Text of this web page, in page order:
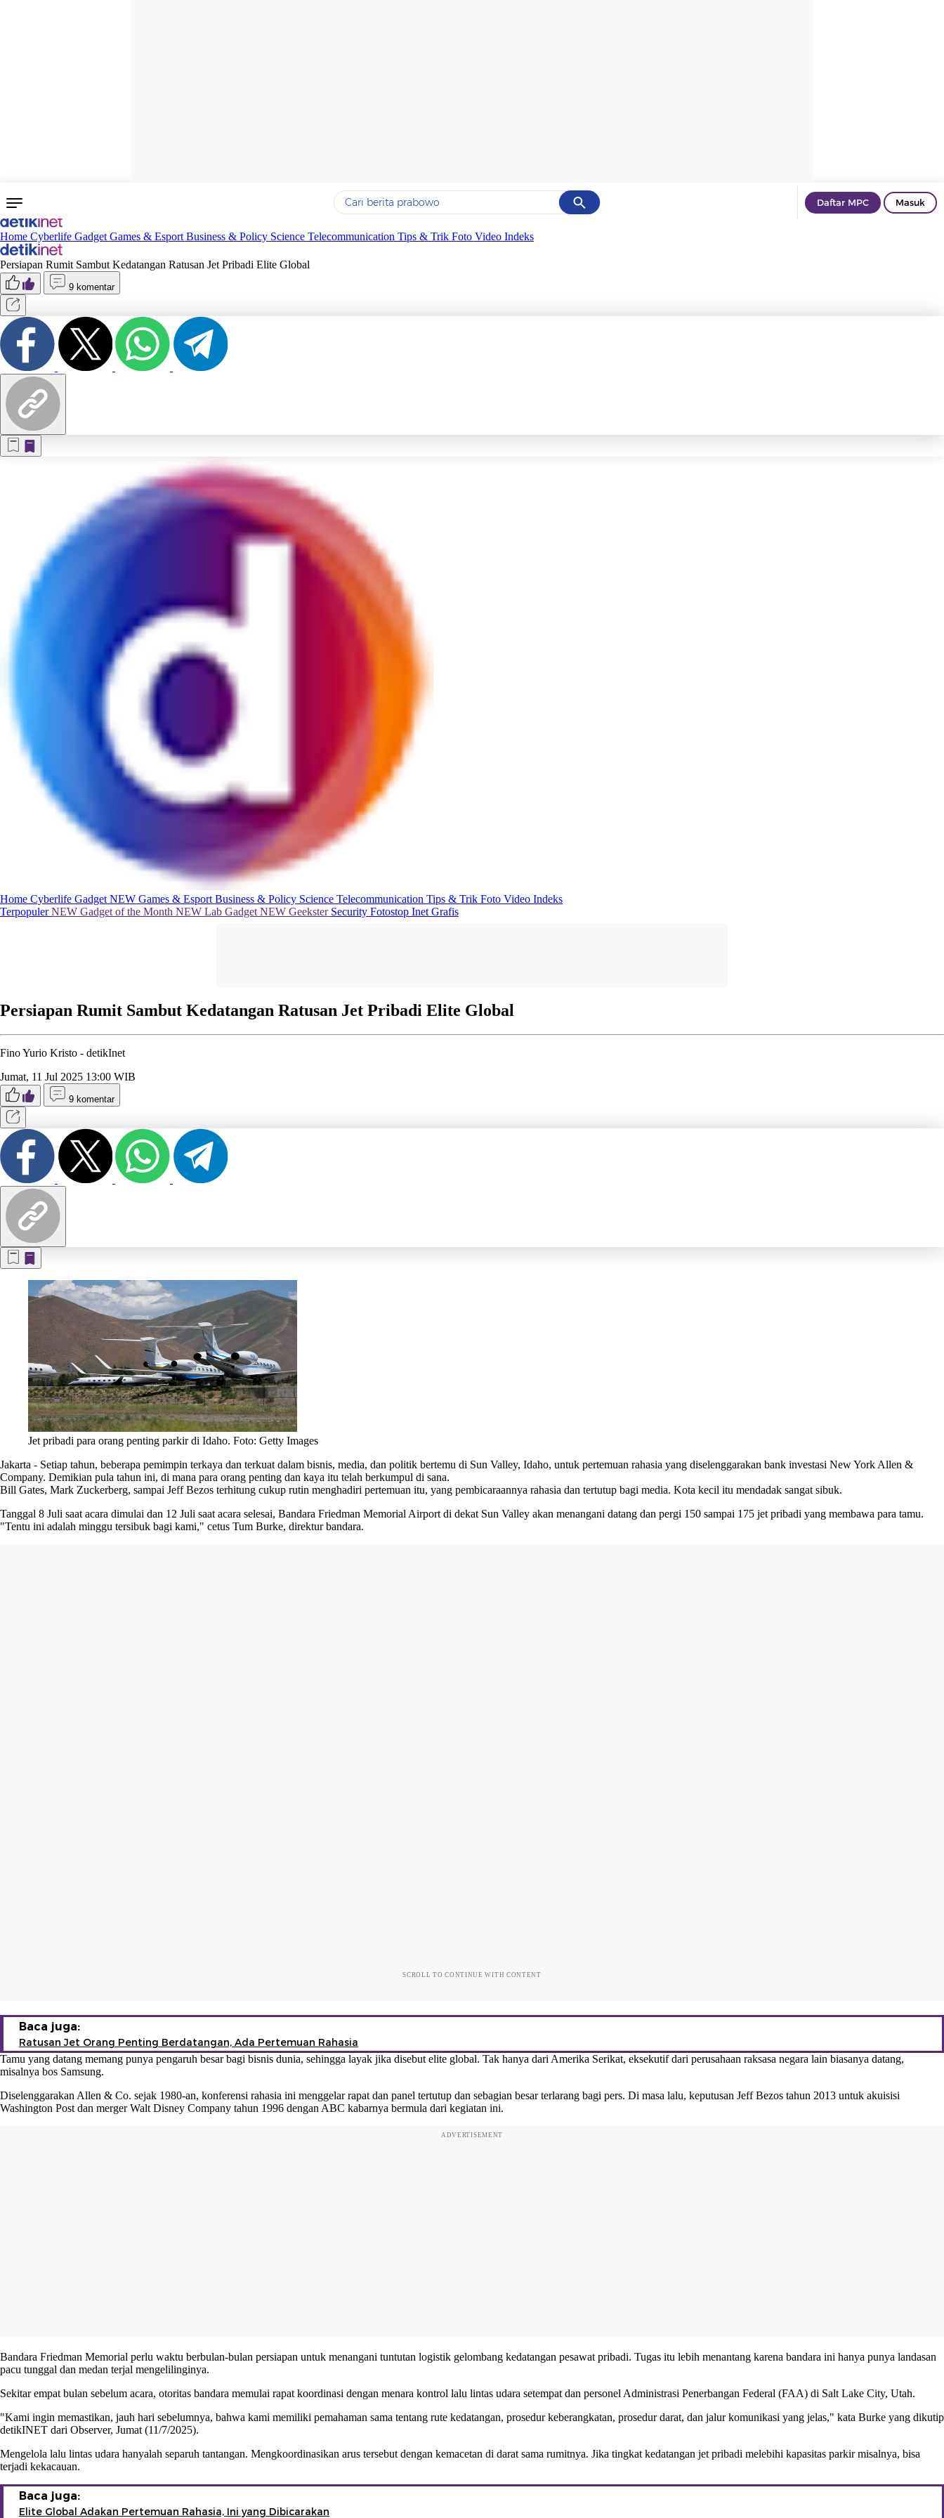
Cancel
Yang sedang ramai dicari
Terakhir yang dicari
Daftar MPC Masuk
Home Cyberlife Gadget Games & Esport Business & Policy Science Telecommunication Tips & Trik Foto Video Indeks
Persiapan Rumit Sambut Kedatangan Ratusan Jet Pribadi Elite Global
9 komentar
Home Cyberlife Gadget NEW Games & Esport Business & Policy Science Telecommunication Tips & Trik Foto Video Indeks
TerpopulerNEW Gadget of the Month NEW Lab Gadget NEW Geekster Security Fotostop Inet Grafis
Persiapan Rumit Sambut Kedatangan Ratusan Jet Pribadi Elite Global
Fino Yurio Kristo - detikInet
Jumat, 11 Jul 2025 13:00 WIB
9 komentar
Jet pribadi para orang penting parkir di Idaho. Foto: Getty Images
Jakarta - Setiap tahun, beberapa pemimpin terkaya dan terkuat dalam bisnis, media, dan politik bertemu di Sun Valley, Idaho, untuk pertemuan rahasia yang diselenggarakan bank investasi New York Allen &
Company. Demikian pula tahun ini, di mana para orang penting dan kaya itu telah berkumpul di sana.
Bill Gates, Mark Zuckerberg, sampai Jeff Bezos terhitung cukup rutin menghadiri pertemuan itu, yang pembicaraannya rahasia dan tertutup bagi media. Kota kecil itu mendadak sangat sibuk.
Tanggal 8 Juli saat acara dimulai dan 12 Juli saat acara selesai, Bandara Friedman Memorial Airport di dekat Sun Valley akan menangani datang dan pergi 150 sampai 175 jet pribadi yang membawa para tamu.
"Tentu ini adalah minggu tersibuk bagi kami," cetus Tum Burke, direktur bandara.
SCROLL TO CONTINUE WITH CONTENT
Baca juga:
Ratusan Jet Orang Penting Berdatangan, Ada Pertemuan Rahasia
Tamu yang datang memang punya pengaruh besar bagi bisnis dunia, sehingga layak jika disebut elite global. Tak hanya dari Amerika Serikat, eksekutif dari perusahaan raksasa negara lain biasanya datang,
misalnya bos Samsung.
Diselenggarakan Allen & Co. sejak 1980-an, konferensi rahasia ini menggelar rapat dan panel tertutup dan sebagian besar terlarang bagi pers. Di masa lalu, keputusan Jeff Bezos tahun 2013 untuk akuisisi
Washington Post dan merger Walt Disney Company tahun 1996 dengan ABC kabarnya bermula dari kegiatan ini.
ADVERTISEMENT
Bandara Friedman Memorial perlu waktu berbulan-bulan persiapan untuk menangani tuntutan logistik gelombang kedatangan pesawat pribadi. Tugas itu lebih menantang karena bandara ini hanya punya landasan
pacu tunggal dan medan terjal mengelilinginya.
Sekitar empat bulan sebelum acara, otoritas bandara memulai rapat koordinasi dengan menara kontrol lalu lintas udara setempat dan personel Administrasi Penerbangan Federal (FAA) di Salt Lake City, Utah.
"Kami ingin memastikan, jauh hari sebelumnya, bahwa kami memiliki pemahaman sama tentang rute kedatangan, prosedur keberangkatan, prosedur darat, dan jalur komunikasi yang jelas," kata Burke yang dikutip
detikINET dari Observer, Jumat (11/7/2025).
Mengelola lalu lintas udara hanyalah separuh tantangan. Mengkoordinasikan arus tersebut dengan kemacetan di darat sama rumitnya. Jika tingkat kedatangan jet pribadi melebihi kapasitas parkir misalnya, bisa
terjadi kekacauan.
Baca juga:
Elite Global Adakan Pertemuan Rahasia, Ini yang Dibicarakan